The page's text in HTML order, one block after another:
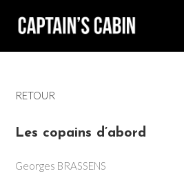
RETOUR
Les copains d’abord
Georges BRASSENS